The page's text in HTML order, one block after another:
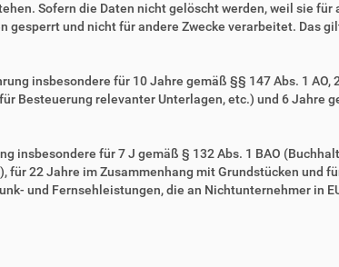
Sofern die Daten nicht gelöscht werden, weil sie
gesperrt und nicht für andere Zwecke verarbeitet. Das
insbesondere für 10 Jahre gemäß §§ 147 Abs. 1 AO,
Besteuerung relevanter Unterlagen, etc.) und 6 Jahre
insbesondere für 7 J gemäß § 132 Abs. 1 BAO
22 Jahre im Zusammenhang mit Grundstücken und
und Fernsehleistungen, die an Nichtunternehmer in